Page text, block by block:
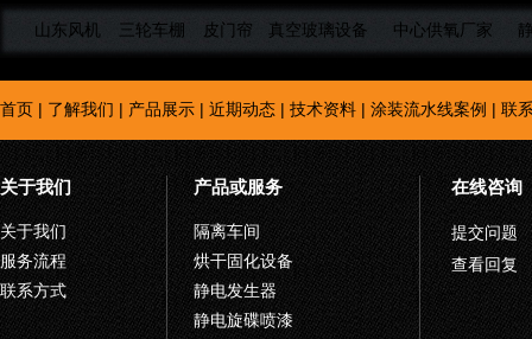
山东风机 三轮车棚 皮门帘 真空玻璃设备 中心供氧厂家
首页 | 了解我们 | 产品展示 | 近期动态 | 技术资料 | 涂装流水线案例 | 联
关于我们
关于我们
服务流程
联系方式
产品或服务
隔离车间
烘干固化设备
静电发生器
静电旋碟喷漆
在线咨询
提交问题
查看回复